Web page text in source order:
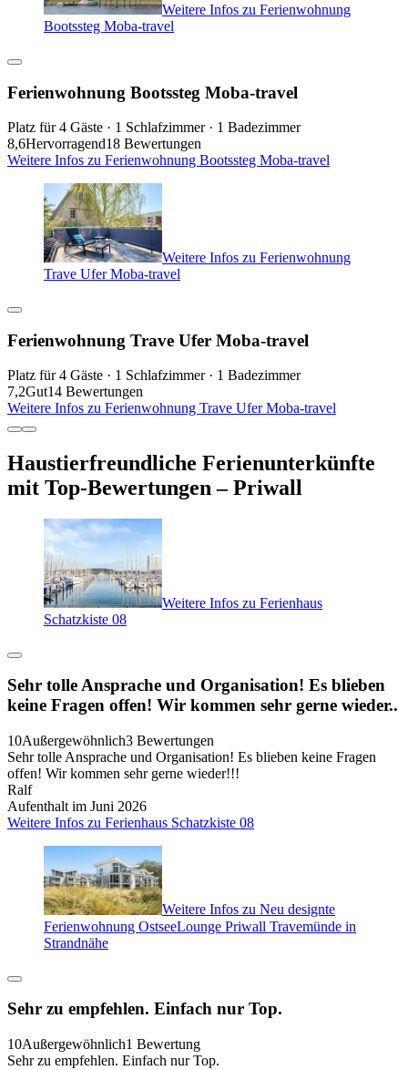
Weitere Infos zu Ferienwohnung
Bootssteg Moba-travel
Ferienwohnung Bootssteg Moba-travel
Platz für 4 Gäste · 1 Schlafzimmer · 1 Badezimmer
8,6Hervorragend18 Bewertungen
Weitere Infos zu Ferienwohnung Bootssteg Moba-travel
Weitere Infos zu Ferienwohnung
Trave Ufer Moba-travel
Ferienwohnung Trave Ufer Moba-travel
Platz für 4 Gäste · 1 Schlafzimmer · 1 Badezimmer
7,2Gut14 Bewertungen
Weitere Infos zu Ferienwohnung Trave Ufer Moba-travel
Haustierfreundliche Ferienunterkünfte
mit Top-Bewertungen – Priwall
Weitere Infos zu Ferienhaus
Schatzkiste 08
Sehr tolle Ansprache und Organisation! Es blieben
keine Fragen offen! Wir kommen sehr gerne wieder..
10Außergewöhnlich3 Bewertungen
Sehr tolle Ansprache und Organisation! Es blieben keine Fragen
offen! Wir kommen sehr gerne wieder!!!
Ralf
Aufenthalt im Juni 2026
Weitere Infos zu Ferienhaus Schatzkiste 08
Weitere Infos zu Neu designte
Ferienwohnung OstseeLounge Priwall Travemünde in
Strandnähe
Sehr zu empfehlen. Einfach nur Top.
10Außergewöhnlich1 Bewertung
Sehr zu empfehlen. Einfach nur Top.